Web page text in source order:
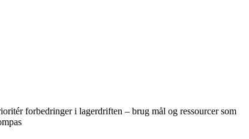
forbedringer i lagerdriften – brug mål og ressourcer som